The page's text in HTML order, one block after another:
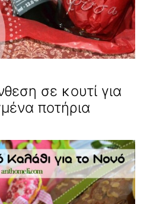
σε κουτί για
ποτήρια